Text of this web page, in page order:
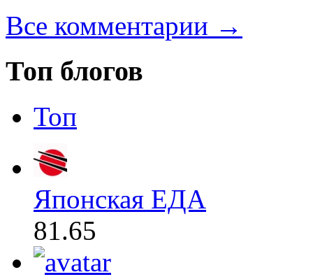
Все комментарии →
Топ блогов
Топ
Японская ЕДА
81.65